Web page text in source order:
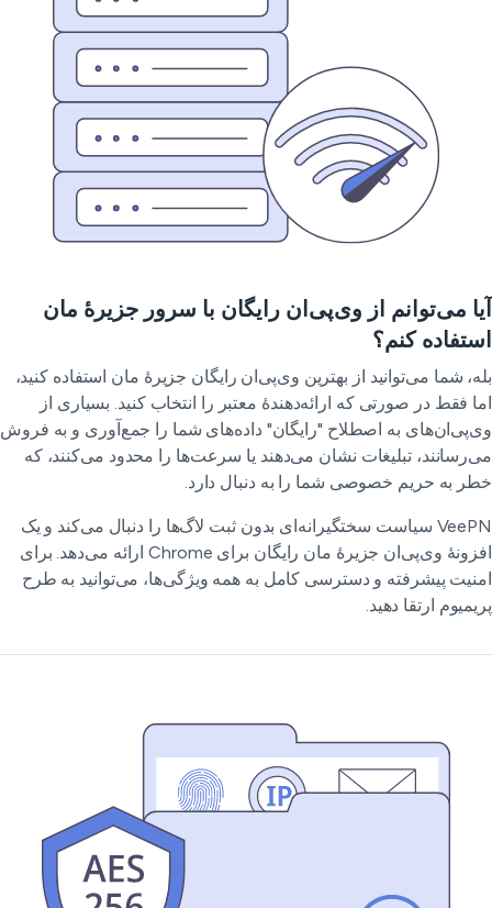
می‌توانم از وی‌پی‌ان رایگان با سرور جزیرهٔ مان
کنم؟
شما می‌توانید از بهترین وی‌پی‌ان رایگان جزیرهٔ مان استفاده کنید،
فقط در صورتی که ارائه‌دهندهٔ معتبر را انتخاب کنید. بسیاری از
به اصطلاح "رایگان" داده‌های شما را جمع‌آوری و به فروش
تبلیغات نشان می‌دهند یا سرعت‌ها را محدود می‌کنند، که
به حریم خصوصی شما را به دنبال دارد.
VeePN سیاست سختگیرانه‌ای بدون ثبت لاگ‌ها را دنبال می‌کند و یک
افزونهٔ وی‌پی‌ان جزیرهٔ مان رایگان برای Chrome ارائه می‌دهد. برای
پیشرفته و دسترسی کامل به همه ویژگی‌ها، می‌توانید به طرح
ارتقا دهید.